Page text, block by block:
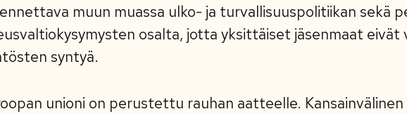
muun muassa ulko- ja turvallisuuspolitiikan sekä
osalta, jotta yksittäiset jäsenmaat eivät
syntyä.
unioni on perustettu rauhan aatteelle.